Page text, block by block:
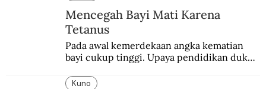
Mencegah Bayi Mati Karena
Tetanus
Pada awal kemerdekaan angka kematian
bayi cukup tinggi. Upaya pendidikan dukun
Kuno